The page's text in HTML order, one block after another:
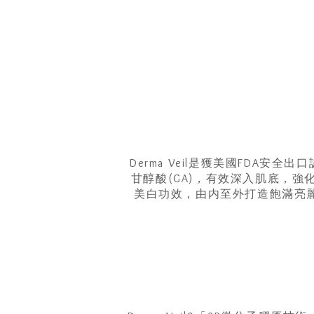
Derma Veil是獲美國FDA安全出
甘醇酸(GA)，有效深入肌底，強
美白功效，由内至外打造飽滿亮